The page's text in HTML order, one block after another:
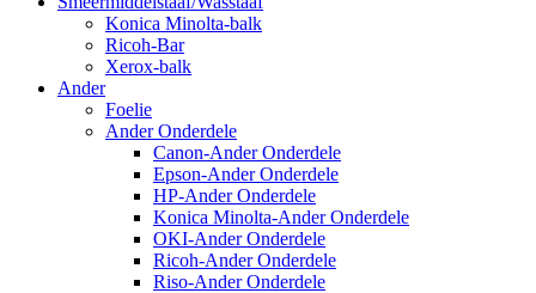
Konica Minolta-balk
Ricoh-Bar
Xerox-balk
Ander
Foelie
Ander Onderdele
Canon-Ander Onderdele
Epson-Ander Onderdele
HP-Ander Onderdele
Konica Minolta-Ander Onderdele
OKI-Ander Onderdele
Ricoh-Ander Onderdele
Riso-Ander Onderdele